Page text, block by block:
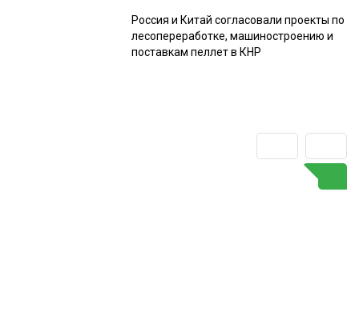
Россия и Китай согласовали проекты по
лесопереработке, машиностроению и
поставкам пеллет в КНР